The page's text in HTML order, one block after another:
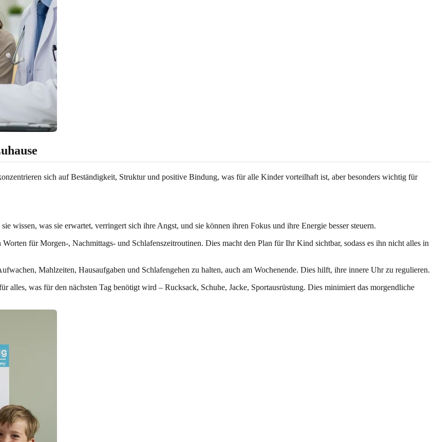
sich auf Beständigkeit, Struktur und positive Bindung, was für alle Kinder vorteilhaft ist, aber besonders wichtig für
wissen, was sie erwartet, verringert sich ihre Angst, und sie können ihren Fokus und ihre Energie besser steuern.
für Morgen-, Nachmittags- und Schlafenszeitroutinen. Dies macht den Plan für Ihr Kind sichtbar, sodass es ihn nicht alles in
Mahlzeiten, Hausaufgaben und Schlafengehen zu halten, auch am Wochenende. Dies hilft, ihre innere Uhr zu regulieren.
alles, was für den nächsten Tag benötigt wird – Rucksack, Schuhe, Jacke, Sportausrüstung. Dies minimiert das morgendliche